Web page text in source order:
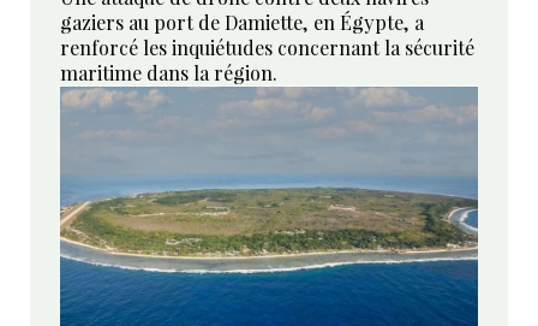
gaziers au port de Damiette, en Égypte, a
renforcé les inquiétudes concernant la sécurité
maritime dans la région.